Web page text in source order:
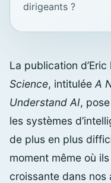
dirigeants ?
La publication
Science, intitulée A
Understand AI,
les systèmes
de plus en plus
moment même où
croissante dans